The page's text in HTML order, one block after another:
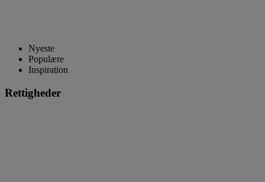
Nyeste
Populære
Inspiration
Rettigheder